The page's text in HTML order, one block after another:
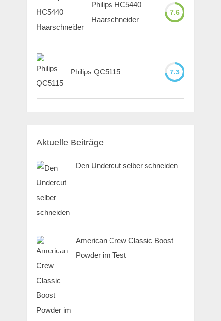
Philips HC5440
Haarschneider
7.6
Philips QC5115 7.3
Aktuelle Beiträge
Den Undercut selber schneiden
American Crew Classic Boost
Powder im Test